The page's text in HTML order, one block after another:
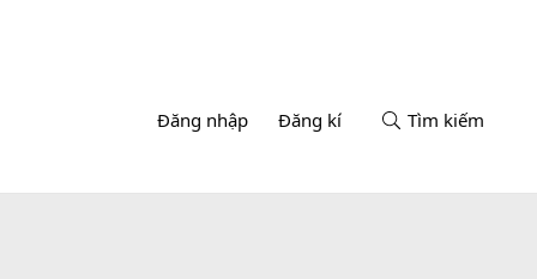
Đăng nhập Đăng kí Tìm kiếm